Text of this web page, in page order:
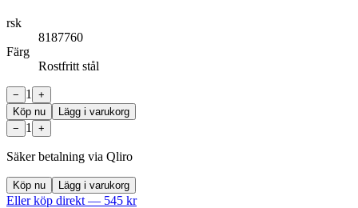
rsk
8187760
Färg
Rostfritt stål
− 1
+
Köp nu
Lägg i varukorg
−
1 +
Säker betalning via Qliro
Köp nu Lägg i varukorg
Eller köp direkt — 545 kr